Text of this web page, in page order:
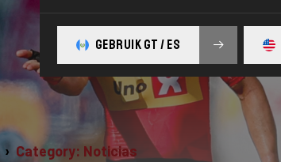
Category: Noticias
GEBRUIK GT / ES